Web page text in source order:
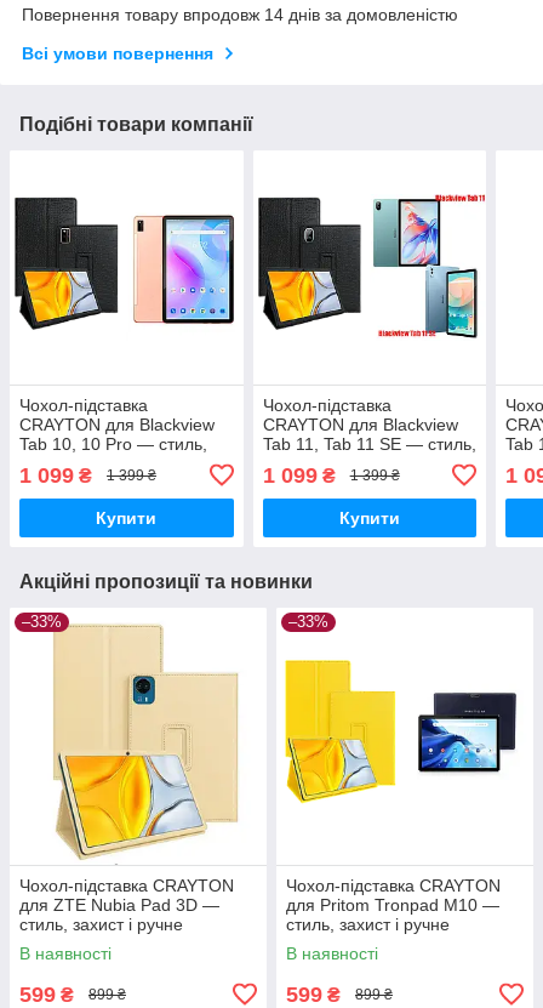
Повернення товару впродовж 14 днів за домовленістю
Всі умови повернення
Подібні товари компанії
Чохол-підставка
CRAYTON для Blackview
Tab 10, 10 Pro — стиль,
захист і ручне збирання,
колір Крокодил
1 099 ₴ 1 399 ₴
Купити
Чохол-підставка
CRAYTON для Blackview
Tab 11, Tab 11 SE — стиль,
захист і ручне збирання,
колір Крокодил
1 099₴ 1 399 ₴
Купити
Tab
1
Акційні пропозиції та новинки
–33%
Чохол-підставка CRAYTON
для ZTE Nubia Pad 3D —
стиль, захист і ручне
збирання, колір Бежевий
В наявності
599 ₴ 899 ₴
–33%
Чохол-підставка CRAYTON
для Pritom Tronpad M10 —
стиль, захист і ручне
збирання, колір Жовтий
В наявності
599 ₴ 899 ₴